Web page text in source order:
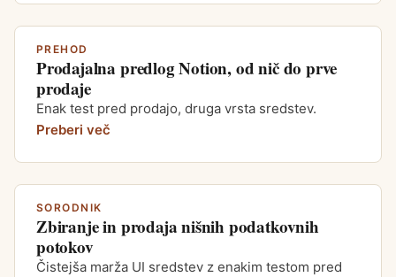
PREHOD
Prodajalna predlog Notion, od nič do prve
prodaje
Enak test pred prodajo, druga vrsta sredstev.
Preberi več
SORODNIK
Zbiranje in prodaja nišnih podatkovnih
potokov
Čistejša marža UI sredstev z enakim testom pred